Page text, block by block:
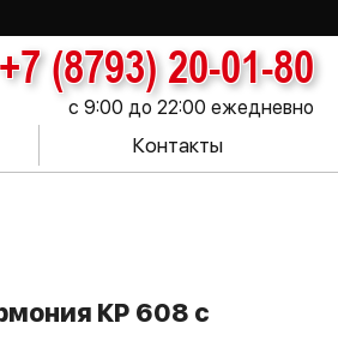
+7 (8793) 20-01-80
с 9:00 до 22:00 ежедневно
Контакты